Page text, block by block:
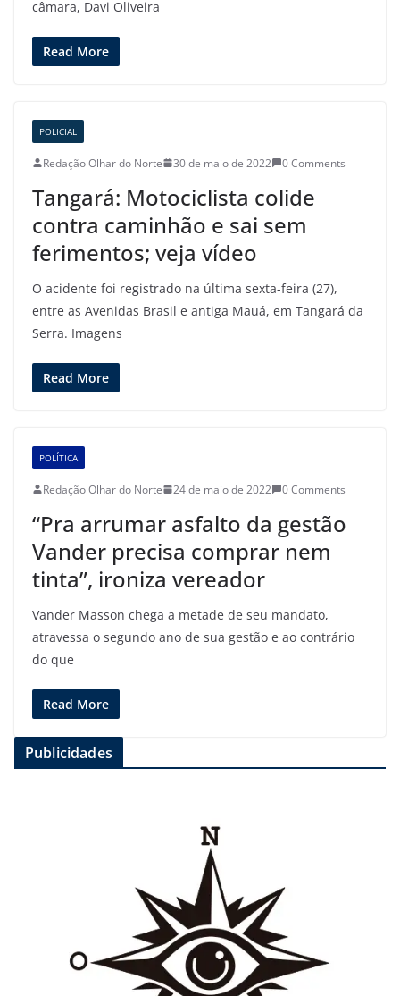
câmara, Davi Oliveira
Read More
POLICIAL
Redação Olhar do Norte 30 de maio de 2022 0 Comments
Tangará: Motociclista colide
contra caminhão e sai sem
ferimentos; veja vídeo
O acidente foi registrado na última sexta-feira (27),
entre as Avenidas Brasil e antiga Mauá, em Tangará da
Serra. Imagens
Read More
POLÍTICA
Redação Olhar do Norte 24 de maio de 2022 0 Comments
“Pra arrumar asfalto da gestão
Vander precisa comprar nem
tinta”, ironiza vereador
Vander Masson chega a metade de seu mandato,
atravessa o segundo ano de sua gestão e ao contrário
do que
Read More
Publicidades